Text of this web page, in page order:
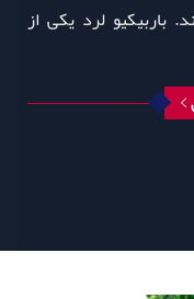
باربیکیو لرد یکی از